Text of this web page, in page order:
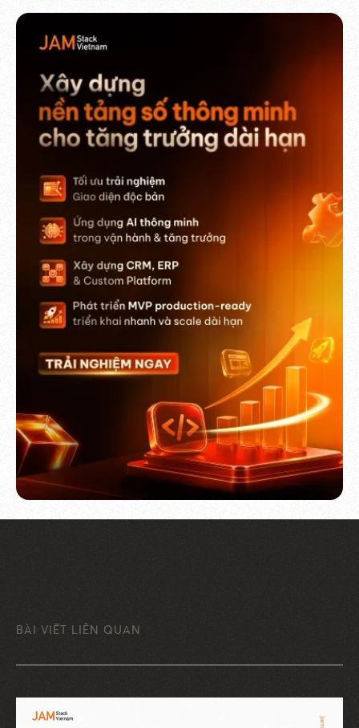
BÀI VIẾT LIÊN QUAN